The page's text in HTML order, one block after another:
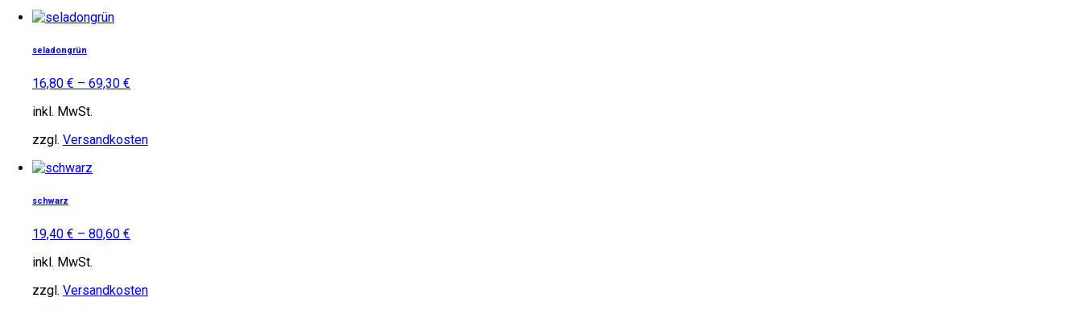
Dieses
Varianten
auf.
können
seladongrün
16,80 € – 69,30 €
inkl. MwSt.
zzgl. Versandkosten
Varianten
auf.
können
schwarz
19,40 € – 80,60 €
inkl. MwSt.
zzgl. Versandkosten